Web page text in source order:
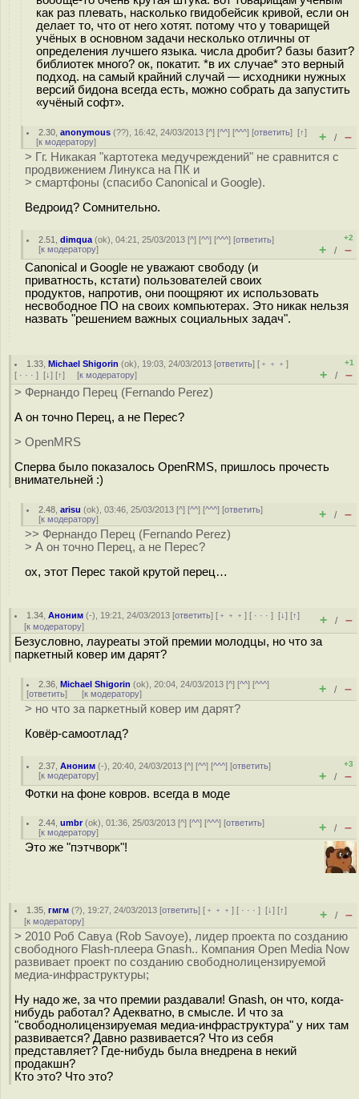
как раз плевать, насколько гвидобейсик кривой, если он
делает то, что от него хотят. потому что у товарищей
учёных в основном задачи несколько отличны от
определения лучшего языка. числа дробит? базы базит?
библиотек много? ок, покатит. *в их случае* это верный
подход. на самый крайний случай — исходники нужных
версий бидона всегда есть, можно собрать да запустить
«учёный софт».
2.30 ,anonymous (??), 16:42, 24/03/2013 [^] [^^] [^^^] [ответить][↑]
[к модератору] + / –
> Гг. Никакая "картотека медучреждений" не сравнится с
продвижением Линукса на ПК и
> смартфоны (спасибо Canonical и Google).
Ведроид? Сомнительно.
2.51 ,dimqua (ok), 04:21, 25/03/2013 [^] [^^] [^^^] [ответить]
[к модератору]
+2
+ / –
Canonical и Google не уважают свободу (и
приватность, кстати) пользователей своих
продуктов, напротив, они поощряют их использовать
несвободное ПО на своих компьютерах. Это никак нельзя
назвать "решением важных социальных задач".
1.33 ,Michael Shigorin (ok), 19:03, 24/03/2013 [ответить] [ ﹢﹢﹢]
[ · · · ] [↓] [↑] [к модератору]
+1
+ / –
> Фернандо Перец (Fernando Perez)
А он точно Перец, а не Перес?
> OpenMRS
Сперва было показалось OpenRMS, пришлось прочесть
внимательней :)
2.48 ,arisu (ok), 03:46, 25/03/2013 [^] [^^] [^^^] [ответить]
[к модератору] + / –
>> Фернандо Перец (Fernando Perez)
> А он точно Перец, а не Перес?
ох, этот Перес такой крутой перец…
1.34 ,Аноним (-), 19:21, 24/03/2013 [ответить] [ ﹢﹢﹢] [ · · ·][↓] [↑]
[к модератору] + / –
Безусловно, лауреаты этой премии молодцы, но что за
паркетный ковер им дарят?
2.36 ,Michael Shigorin (ok), 20:04, 24/03/2013 [^] [^^] [^^^]
[ответить] [к модератору] + / –
> но что за паркетный ковер им дарят?
Ковёр-самоотлад?
2.37 ,Аноним (-), 20:40, 24/03/2013 [^] [^^] [^^^] [ответить]
[к модератору]
+3
+ / –
Фотки на фоне ковров. всегда в моде
2.44 ,umbr(ok), 01:36, 25/03/2013 [^] [^^] [^^^] [ответить]
[к модератору] + / –
Это же "пэтчворк"!
1.35 ,гмгм (?), 19:27, 24/03/2013 [ответить] [ ﹢﹢﹢] [ · · ·][↓] [↑]
[к модератору] + / –
> 2010 Роб Савуа (Rob Savoye), лидер проекта по созданию
свободного Flash-плеера Gnash.. Компания Open Media Now
развивает проект по созданию свободнолицензируемой
медиа-инфраструктуры;
Ну надо же, за что премии раздавали! Gnash, он что, когда-
нибудь работал? Адекватно, в смысле. И что за
"свободнолицензируемая медиа-инфраструктура" у них там
развивается? Давно развивается? Что из себя
представляет? Где-нибудь была внедрена в некий
продакшн?
Кто это? Что это?